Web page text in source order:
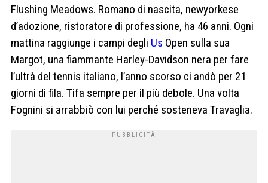
Flushing Meadows. Romano di nascita, newyorkese
d’adozione, ristoratore di professione, ha 46 anni. Ogni
mattina raggiunge i campi degli Us Open sulla sua
Margot, una fiammante Harley-Davidson nera per fare
l’ultrà del tennis italiano, l’anno scorso ci andò per 21
giorni di fila. Tifa sempre per il più debole. Una volta
Fognini si arrabbiò con lui perché sosteneva Travaglia.